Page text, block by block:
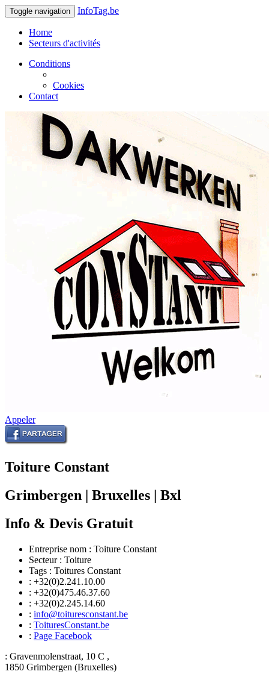
Toggle navigation InfoTag.be
Home
Secteurs d'activités
Conditions
Cookies
Contact
Appeler
Toiture Constant
Grimbergen | Bruxelles | Bxl
Info & Devis Gratuit
Entreprise nom : Toiture Constant
Secteur : Toiture
Tags : Toitures Constant
: +32(0)2.241.10.00
: +32(0)475.46.37.60
: +32(0)2.245.14.60
: info@toituresconstant.be
: ToituresConstant.be
: Page Facebook
: Gravenmolenstraat, 10 C ,
1850 Grimbergen (Bruxelles)